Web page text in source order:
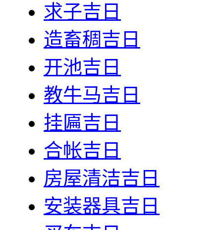
求子吉日
造畜稠吉日
开池吉日
教牛马吉日
挂匾吉日
合帐吉日
房屋清洁吉日
安装器具吉日